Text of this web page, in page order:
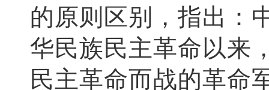
的原则区别，指出：
华民族民主革命以来
民主革命而战的革命